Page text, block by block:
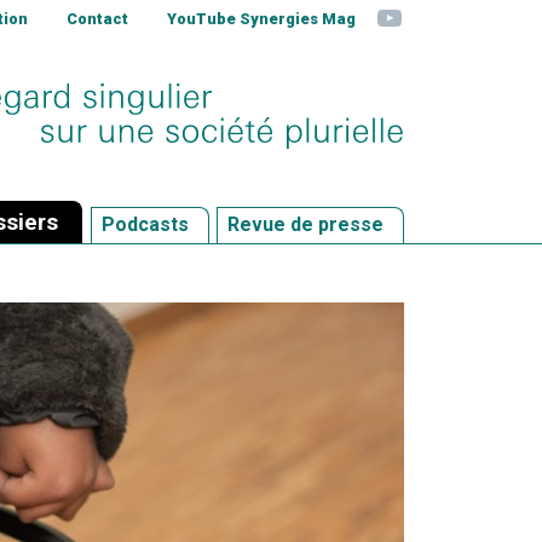
Contact YouTube Synergies Mag YouTube
Podcasts Revue de presse